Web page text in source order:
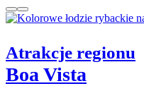
Atrakcje regionu
Boa Vista